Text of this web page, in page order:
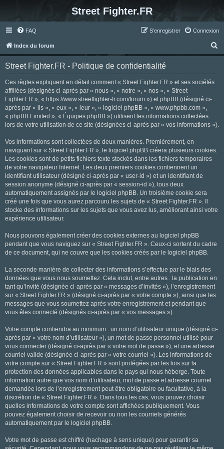
Street Fighter.FR
FAQ Connexion
S’enregistrer
Index du forum
e
Street Fighter.FR - Politique de confidentialité
Ces règles expliquent en détail comment « Street Fighter.FR » et ses sociétés
affiliées (désignés ci-après par « nous », « notre », « nos », « Street
Fighter.FR », « https://www.streetfighter-fr.com/forum ») et phpBB (désigné ci-
après par « ils », « eux », « leur », « logiciel phpBB », « www.phpbb.com »,
« phpBB Limited », « Équipes phpBB ») utilisent les informations collectées
lors de votre utilisation de ce site (désignées ci-après par « vos informations »).
Vos informations sont collectées de deux manières. Premièrement, en
naviguant sur « Street Fighter.FR », le logiciel phpBB créera plusieurs cookies.
Les cookies sont de petits fichiers texte stockés dans les fichiers temporaires
de votre navigateur Internet. Les deux premiers cookies contiennent un
identifiant utilisateur (désigné ci-après par « user-id ») et un identifiant de
session anonyme (désigné ci-après par « session-id »), tous deux
automatiquement assignés par le logiciel phpBB. Un troisième cookie sera
créé une fois que vous aurez parcouru les sujets de « Street Fighter.FR ». Il
stocke des informations sur les sujets que vous avez lus, améliorant ainsi votre
expérience utilisateur.
Nous pouvons également créer des cookies externes au logiciel phpBB
pendant que vous naviguez sur « Street Fighter.FR ». Ceux-ci sortent du cadre
de ce document, qui ne couvre que les cookies créés par le logiciel phpBB.
La seconde manière de collecter des informations s’effectue par le biais des
données que vous nous soumettez. Cela inclut, entre autres : la publication en
tant qu’invité (désignée ci-après par « messages d’invités »), l’enregistrement
sur « Street Fighter.FR » (désigné ci-après par « votre compte »), ainsi que les
messages que vous soumettez après votre enregistrement et pendant que
vous êtes connecté (désignés ci-après par « vos messages »).
Votre compte contiendra au minimum : un nom d’utilisateur unique (désigné ci-
après par « votre nom d’utilisateur »), un mot de passe personnel utilisé pour
vous connecter (désigné ci-après par « votre mot de passe »), et une adresse
courriel valide (désignée ci-après par « votre courriel »). Les informations de
votre compte sur « Street Fighter.FR » sont protégées par les lois sur la
protection des données applicables dans le pays qui nous héberge. Toute
information autre que vos nom d’utilisateur, mot de passe et adresse courriel
demandée lors de l’enregistrement peut être obligatoire ou facultative, à la
discrétion de « Street Fighter.FR ». Dans tous les cas, vous pouvez choisir
quelles informations de votre compte sont affichées publiquement. Vous
pouvez également choisir de recevoir ou non les courriels générés
automatiquement par le logiciel phpBB.
Votre mot de passe est chiffré (hachage à sens unique) pour garantir sa